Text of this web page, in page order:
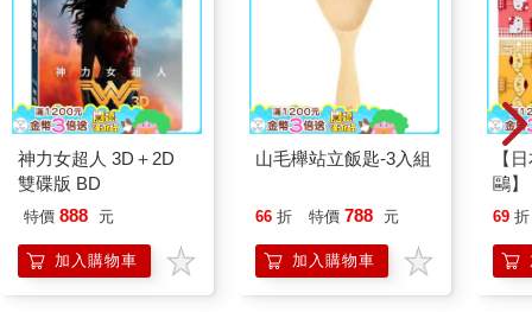
神力女超人 3D＋2D
雙碟版 BD
特價 888 元
加入購物車
山毛櫸站立飯匙-3入組
66 折 特價 788 元
加入購物車
【
鷗
(8款
企鵝
69 折